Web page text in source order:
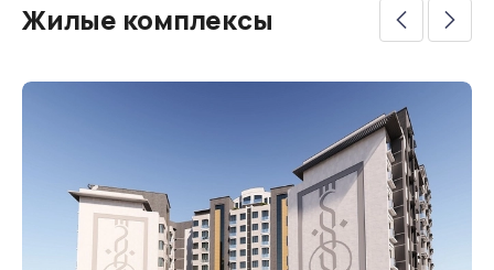
Жилые комплексы